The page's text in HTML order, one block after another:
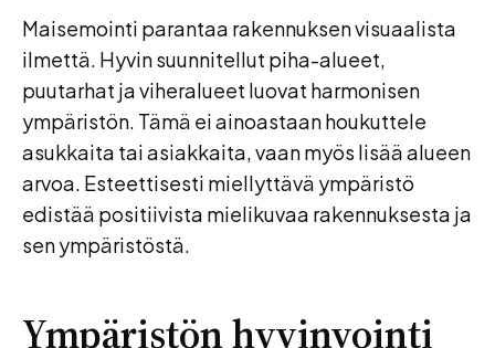
Maisemointi parantaa rakennuksen visuaalista
ilmettä. Hyvin suunnitellut piha-alueet,
puutarhat ja viheralueet luovat harmonisen
ympäristön. Tämä ei ainoastaan houkuttele
asukkaita tai asiakkaita, vaan myös lisää alueen
arvoa. Esteettisesti miellyttävä ympäristö
edistää positiivista mielikuvaa rakennuksesta ja
sen ympäristöstä.
Ympäristön hyvinvointi